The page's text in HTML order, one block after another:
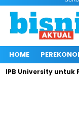
HOME
University untuk